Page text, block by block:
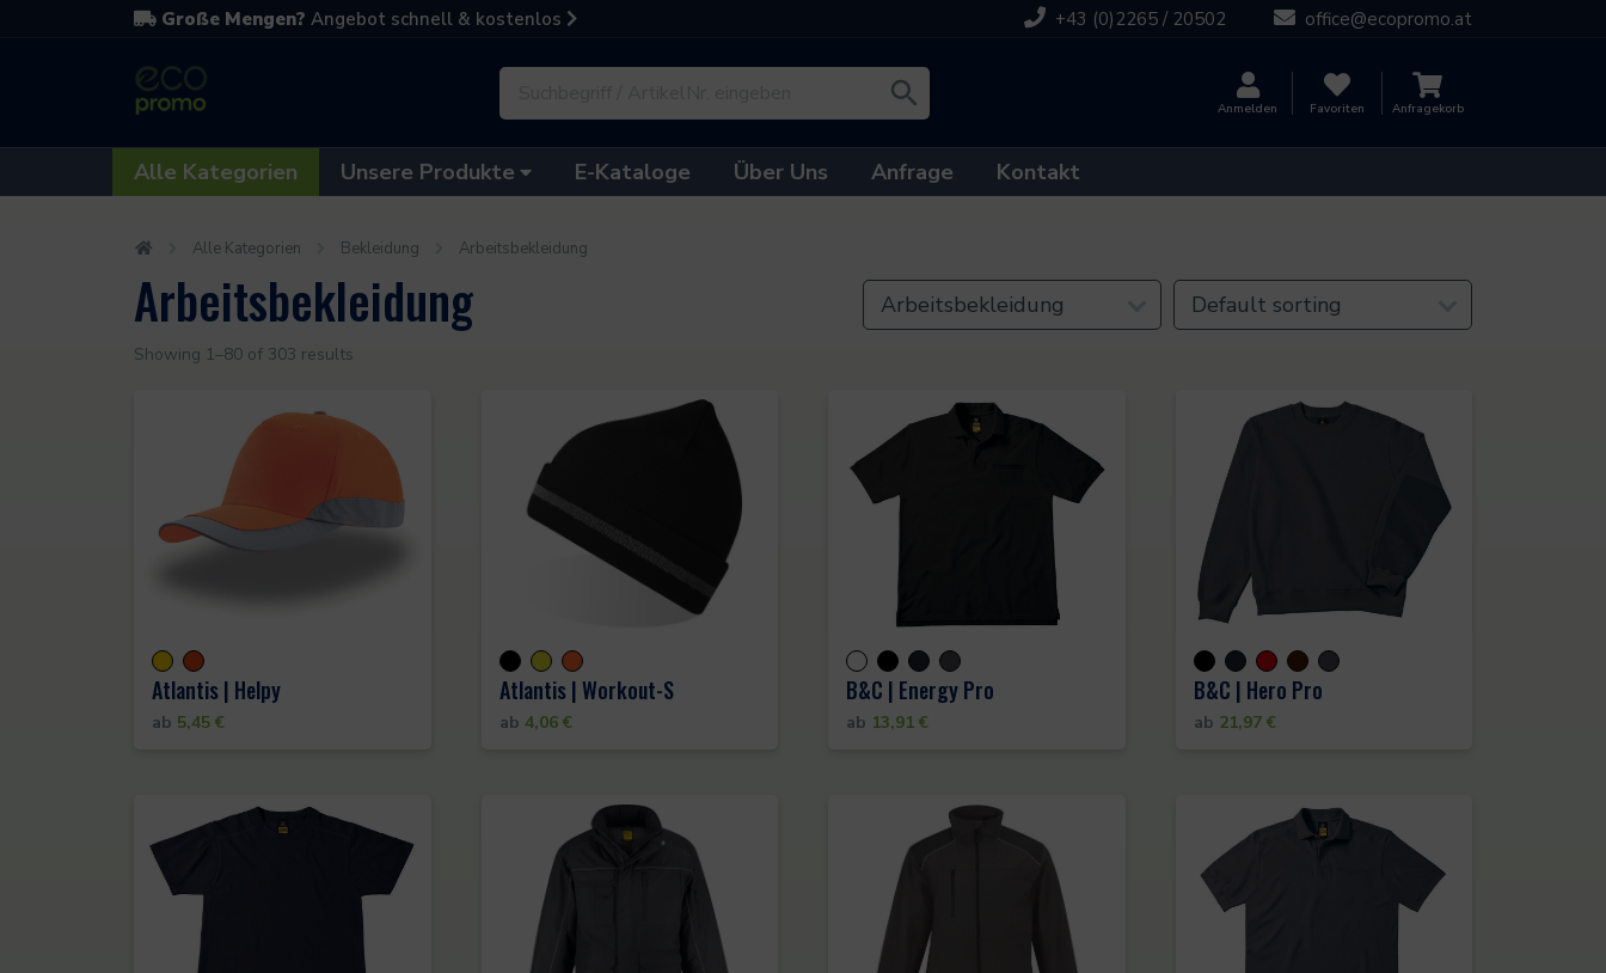
Direkt zum Inhalt Zur Navigation Zum Footer
Große Mengen? Angebot schnell & kostenlos +43 (0)2265 / 20502 office@ecopromo.at
Anmelden Favoriten Anfragekorb
Alle Kategorien Unsere Produkte E-Kataloge Über Uns Anfrage Kontakt
Alle Kategorien Bekleidung Arbeitsbekleidung
Arbeitsbekleidung
Showing 1–80 of 303 results
Atlantis | Helpy
ab 5,45 €
Atlantis | Workout-S
ab 4,06 €
B&C | Energy Pro
ab 13,91 €
B&C | Hero Pro
ab 21,97 €